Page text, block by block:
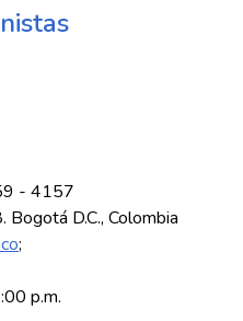
- 4157
D.C., Colombia
;
p.m.